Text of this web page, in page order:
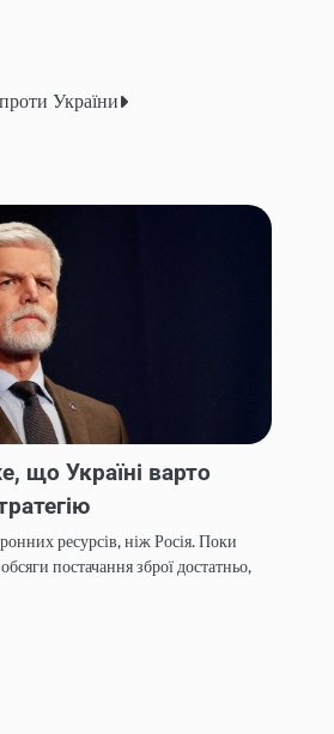
України
що Україні варто
ресурсів, ніж Росія. Поки
постачання зброї достатньо,